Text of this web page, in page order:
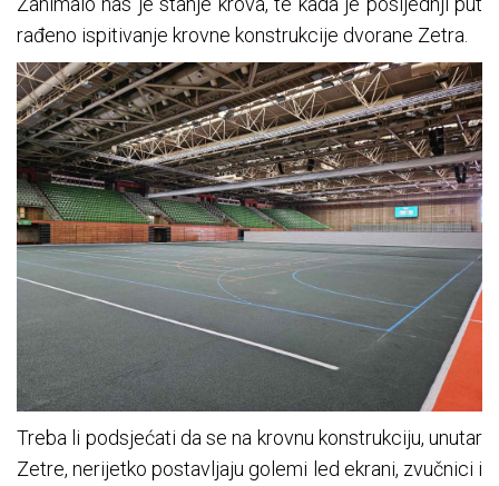
rađeno ispitivanje krovne konstrukcije dvorane Zetra.
Treba li podsjećati da se na krovnu konstrukciju, unutar
Zetre, nerijetko postavljaju golemi led ekrani, zvučnici i